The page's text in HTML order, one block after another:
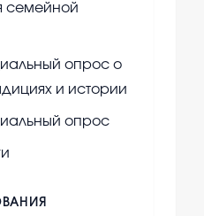
семейной
опрос о
и истории
опрос